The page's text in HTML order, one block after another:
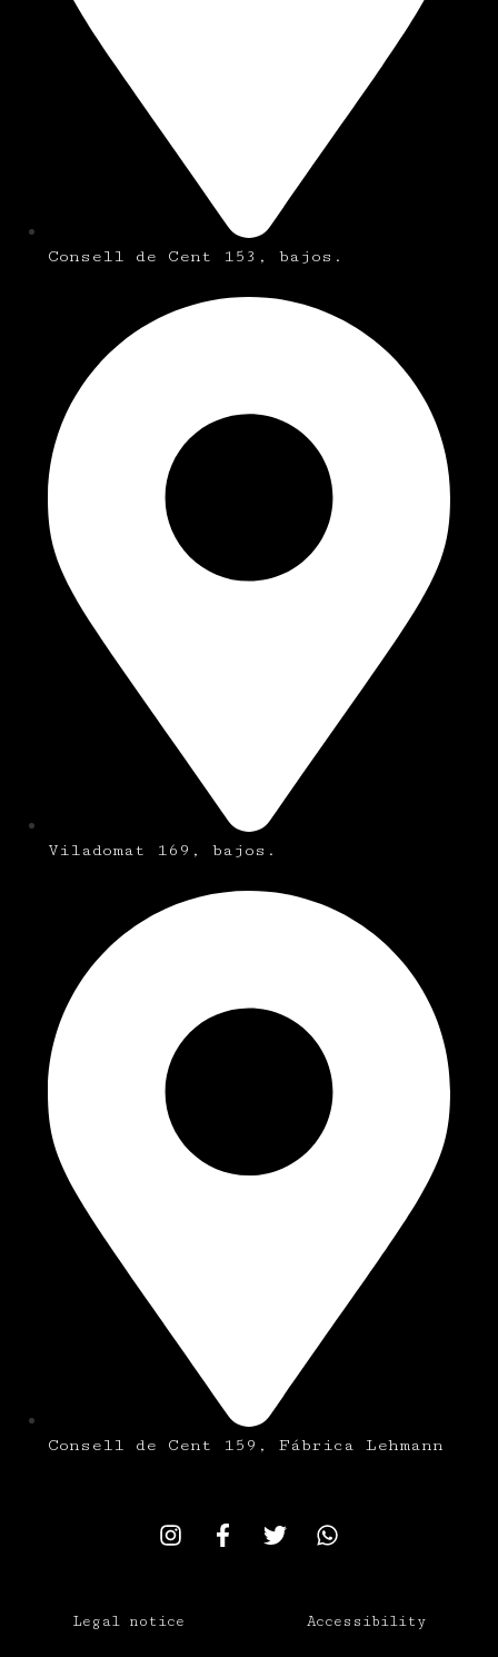
Consell de Cent 153, bajos.
Viladomat 169, bajos.
Consell de Cent 159, Fábrica Lehmann
Legal notice Accessibility